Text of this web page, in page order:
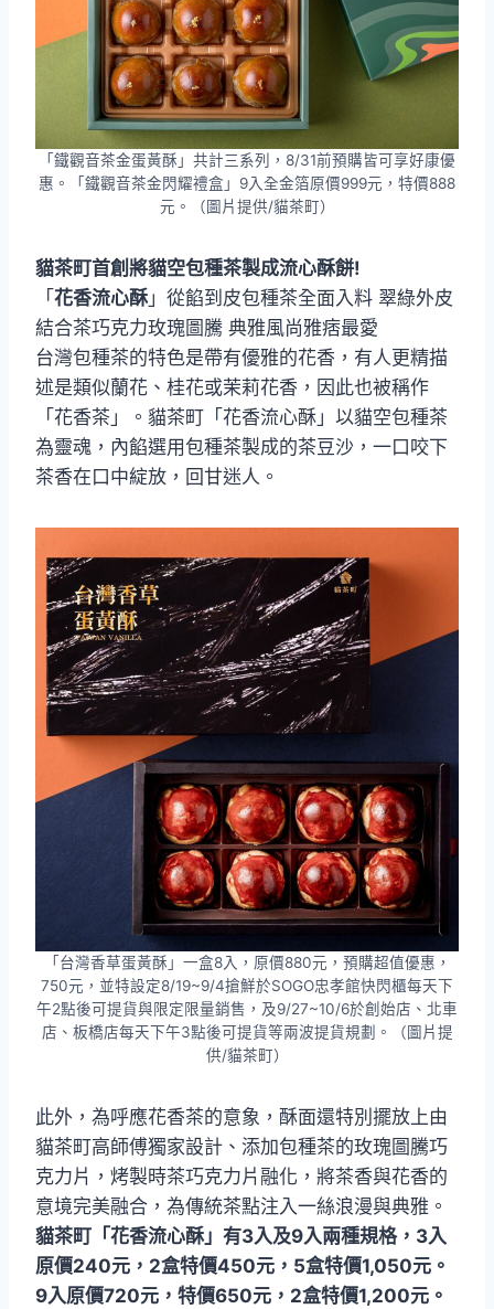
「鐵觀音茶金蛋黃酥」共計三系列，8/31前預購皆可享好康優
惠。「鐵觀音茶金閃耀禮盒」9入全金箔原價999元，特價888
元。（圖片提供/貓茶町）
貓茶町首創將貓空包種茶製成流心酥餅!
「 花香流心酥」從餡到皮包種茶全面入料 翠綠外皮
結合茶巧克力玫瑰圖騰 典雅風尚雅痞最愛
台灣包種茶的特色是帶有優雅的花香，有人更精描
述是類似蘭花、桂花或茉莉花香，因此也被稱作
「花香茶」。貓茶町「花香流心酥」以貓空包種茶
為靈魂，內餡選用包種茶製成的茶豆沙，一口咬下
茶香在口中綻放，回甘迷人。
「台灣香草蛋黃酥」一盒8入，原價880元，預購超值優惠，
750元，並特設定8/19~9/4搶鮮於SOGO忠孝館快閃櫃每天下
午2點後可提貨與限定限量銷售，及9/27~10/6於創始店、北車
店、板橋店每天下午3點後可提貨等兩波提貨規劃。（圖片提
供/貓茶町）
此外，為呼應花香茶的意象，酥面還特別擺放上由
貓茶町高師傅獨家設計、添加包種茶的玫瑰圖騰巧
克力片，烤製時茶巧克力片融化，將茶香與花香的
意境完美融合，為傳統茶點注入一絲浪漫與典雅。
貓茶町「花香流心酥」有3入及9入兩種規格，3入
原價240元，2盒特價450元，5盒特價1,050元。
9入原價720元，特價650元，2盒特價1,200元。